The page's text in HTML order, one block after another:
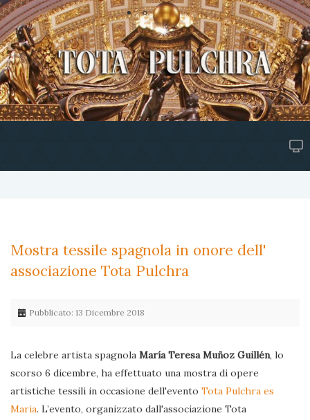
Mostra tessile spagnola in onore dell'
associazione Tota Pulchra
Pubblicato: 13 Dicembre 2018
La celebre artista spagnola María Teresa Muñoz Guillén, lo
scorso 6 dicembre, ha effettuato una mostra di opere
artistiche tessili in occasione dell'evento Tota Pulchra es
Maria. L’evento, organizzato dall'associazione Tota